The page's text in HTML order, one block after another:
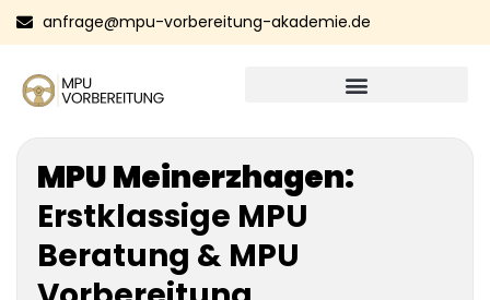
anfrage@mpu-vorbereitung-akademie.de
MPU Meinerzhagen:
Erstklassige MPU
Beratung & MPU